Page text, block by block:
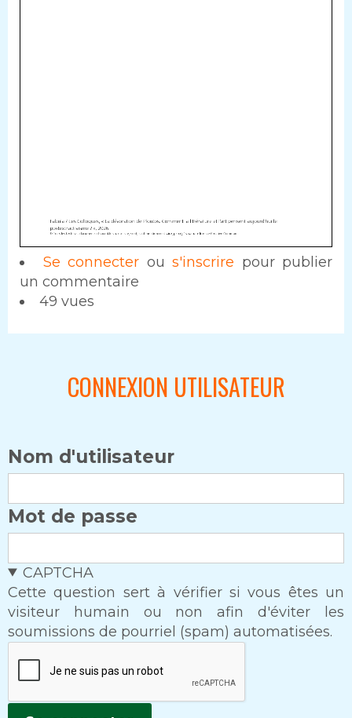
Se connecter ou s'inscrire pour publier
un commentaire
49 vues
CONNEXION UTILISATEUR
Nom d'utilisateur
Mot de passe
CAPTCHA
Cette question sert à vérifier si vous êtes un
visiteur humain ou non afin d'éviter les
soumissions de pourriel (spam) automatisées.